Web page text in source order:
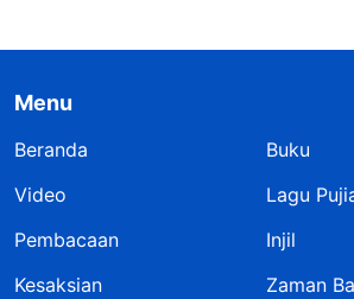
Menu
Beranda
Buku
Video
Lagu
Pembacaan
Injil
Kesaksian
Zaman